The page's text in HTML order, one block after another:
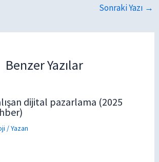
Sonraki Yazı →
Benzer Yazılar
dijital pazarlama (2025
/ Yazan